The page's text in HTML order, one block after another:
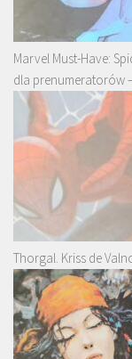
Marvel Must-Have:
dla prenumeratorów
Thorgal. Kriss de